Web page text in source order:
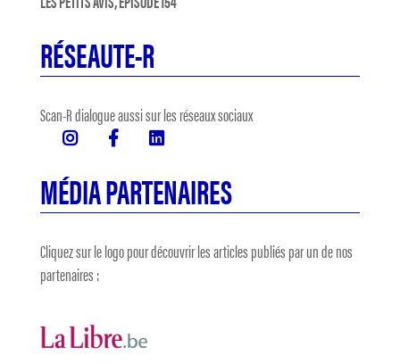
RÉSEAUTE-R
Scan-R dialogue aussi sur les réseaux sociaux
MÉDIA PARTENAIRES
Cliquez sur le logo pour découvrir les articles publiés par un de nos
partenaires :